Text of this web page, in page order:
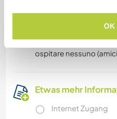
OK
In casa non si usano le
può fumare all
ospitare nessuno
Etwas mehr
Internet Zugang